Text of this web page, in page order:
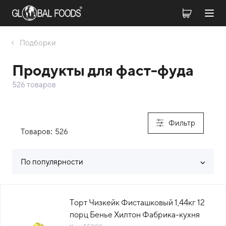
Подборки
Продукты для фаст-фуда
526 товаров
Фильтр
Товаров: 526
По популярности
Торт Чизкейк Фисташковый 1,44кг 12
порц Бенье Хилтон Фабрика-кухня